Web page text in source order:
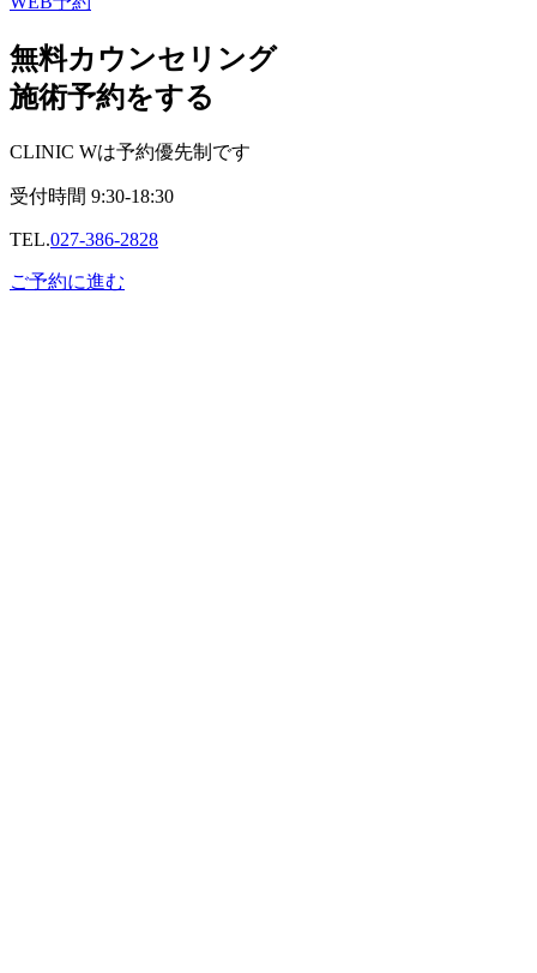
無料カウンセリング
施術予約をする
CLINIC Wは予約優先制です
受付時間 9:30-18:30
TEL.027-386-2828
ご予約に進む